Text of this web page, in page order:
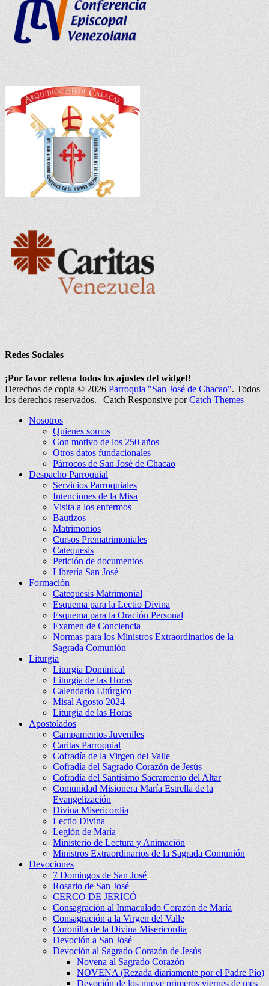
Redes Sociales
Facebook
Twitter
Correo
electrónico
Instagram
Teléfono
¡Por favor rellena todos los ajustes del widget!
Derechos de copia © 2026 Parroquia "San José de Chacao". Todos
los derechos reservados. | Catch Responsive porCatch Themes
Nosotros
Quienes somos
Con motivo de los 250 años
Otros datos fundacionales
Párrocos de San José de Chacao
Despacho Parroquial
Servicios Parroquiales
Intenciones de la Misa
Visita a los enfermos
Bautizos
Matrimonios
Cursos Prematrimoniales
Catequesis
Petición de documentos
Librería San José
Formación
Catequesis Matrimonial
Esquema para la Lectio Divina
Esquema para la Oración Personal
Examen de Conciencia
Normas para los Ministros Extraordinarios de la
Sagrada Comunión
Liturgia
Liturgia Dominical
Liturgia de las Horas
Calendario Litúrgico
Misal Agosto 2024
Liturgia de las Horas
Apostolados
Campamentos Juveniles
Caritas Parroquial
Cofradía de la Virgen del Valle
Cofradía del Sagrado Corazón de Jesús
Cofradía del Santísimo Sacramento del Altar
Comunidad Misionera María Estrella de la
Evangelización
Divina Misericordia
Lectio Divina
Legión de María
Ministerio de Lectura y Animación
Ministros Extraordinarios de la Sagrada Comunión
Devociones
7 Domingos de San José
Rosario de San José
CERCO DE JERICÓ
Consagración al Inmaculado Corazón de María
Consagración a la Virgen del Valle
Coronilla de la Divina Misericordia
Devoción a San José
Devoción al Sagrado Corazón de Jesús
Novena al Sagrado Corazón
NOVENA (Rezada diariamente por el Padre Pío)
Devoción de los nueve primeros viernes de mes